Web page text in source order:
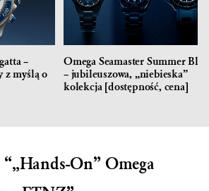
–
z myślą o
Omega Seamaster Summer Blue
– jubileuszowa, „niebieska”
kolekcja [dostępność, cena]
„Hands-On” Omega